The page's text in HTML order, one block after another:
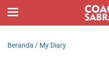
Beranda / My Diary